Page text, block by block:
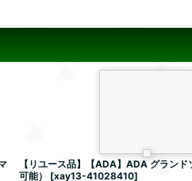
【リユース品】【ADA】ADA グラン
可能）
[xay13-41028410]